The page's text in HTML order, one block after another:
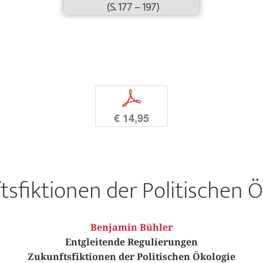
(S. 177 – 197)
p
€ 14,95
der Politischen
Benjamin Bühler
Entgleitende Regulierungen
Zukunftsfiktionen der Politischen Ökologie